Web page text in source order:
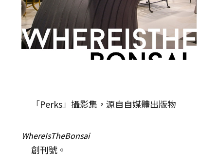
「Perks」攝影集，源自自媒體出版物
WhereIsTheBonsai
創刊號。